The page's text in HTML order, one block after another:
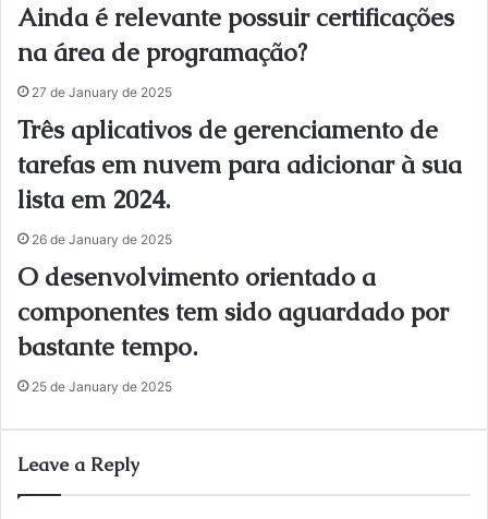
Ainda é relevante possuir certificações
na área de programação?
27 de January de 2025
Três aplicativos de gerenciamento de
tarefas em nuvem para adicionar à sua
lista em 2024.
26 de January de 2025
O desenvolvimento orientado a
componentes tem sido aguardado por
bastante tempo.
25 de January de 2025
Leave a Reply